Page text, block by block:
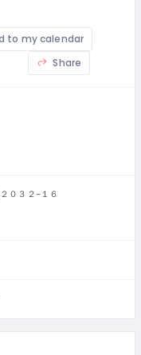
to my calendar
Share
０３２−１６